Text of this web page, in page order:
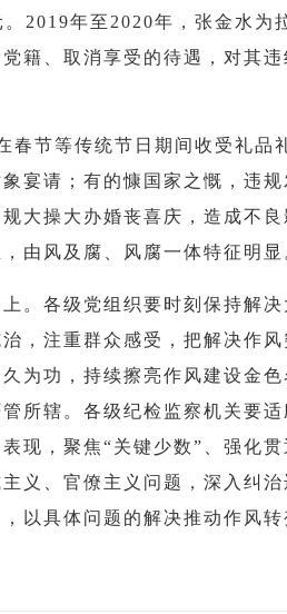
2019年至2020年，张金水为
籍、取消享受的待遇，对其
春节等传统节日期间收受礼品
宴请；有的慷国家之慨，违
大操大办婚丧喜庆，造成不
由风及腐、风腐一体特征明显
。 各级党组织要时刻保持解
，注重群众感受，把解决作
为功，持续擦亮作风建设金色
所辖。各级纪检监察机关要
现，聚焦“关键少数”、强化
义、官僚主义问题，深入纠
以具体问题的解决推动作风